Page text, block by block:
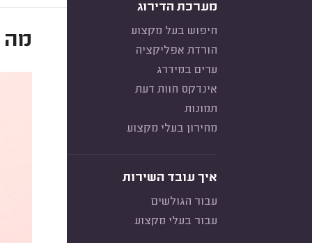
מערכת הדירוג
חיפוש בעל מקצוע
הורדת אפליקציה
ערים במידרג
אינדקס חוות דעת
תמונות
מחירון בעלי מקצוע
איך עובד השירות
עבור הגולשים
עבור בעלי מקצוע
מה